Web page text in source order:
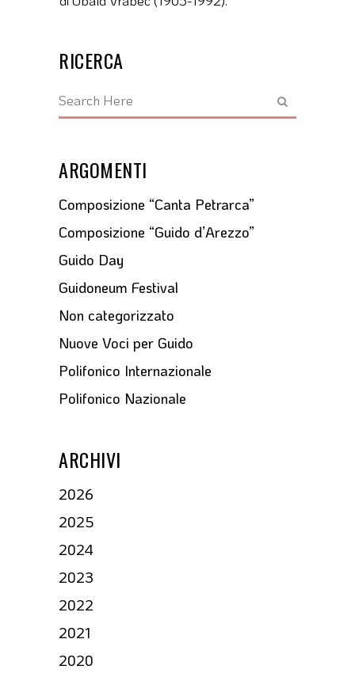
RICERCA
ARGOMENTI
Composizione “Canta Petrarca”
Composizione “Guido d’Arezzo”
Guido Day
Guidoneum Festival
Non categorizzato
Nuove Voci per Guido
Polifonico Internazionale
Polifonico Nazionale
ARCHIVI
2026
2025
2024
2023
2022
2021
2020